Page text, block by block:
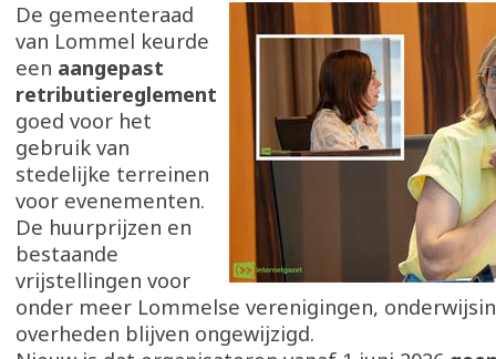
De gemeenteraad
van Lommel keurde
een aangepast
retributiereglement
goed voor het
gebruik van
stedelijke terreinen
voor evenementen.
De huurprijzen en
bestaande
vrijstellingen voor
onder meer Lommelse verenigingen,
overheden blijven ongewijzigd.